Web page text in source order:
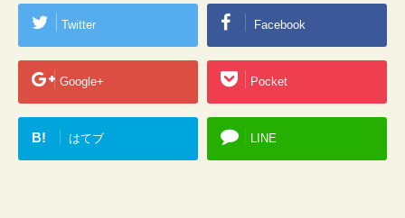
Twitter Facebook
Google+ Pocket
B! はてブ LINE